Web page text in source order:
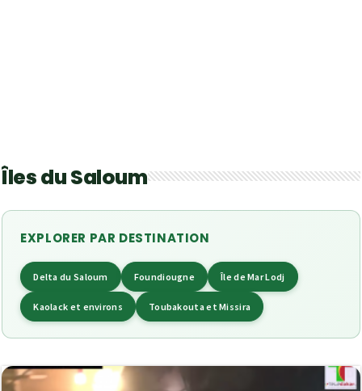
Îles du Saloum
EXPLORER PAR DESTINATION
Delta du Saloum Foundiougne Île de Mar Lodj
Kaolack et environs Toubakouta et Missira